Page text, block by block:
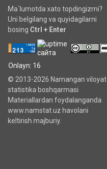
Ma`lumotda xato topdingizmi?
Uni belgilang va quyidagilarni
bosing Ctrl + Enter
Onlayn: 16
© 2013-2026 Namangan viloyat
statistika boshqarmasi
Materiallardan foydalanganda
www.namstat.uz havolani
keltirish majburiy.